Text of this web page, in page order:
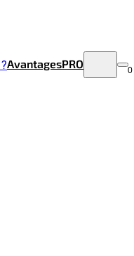
AvantagesPRO 0